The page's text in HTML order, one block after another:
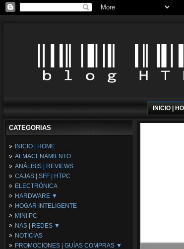
INICIO |
CATEGORIAS
INICIO | HOME
ALMACENAMIENTO
ANÁLISIS | REVIEWS
CAJAS | SFF | HTPC
ELECTRÓNICA
HARDWARE ▼
Fuentes de Alimentación
Memória RAM
Placas Base
Procesadores
Periféricos
HOGAR INTELIGENTE
MINI PC
NAS | REDES ▼
NAS
Espacio Synology
NOTICIAS
PROMOCIONES | GUÍAS COMPRAS ▼